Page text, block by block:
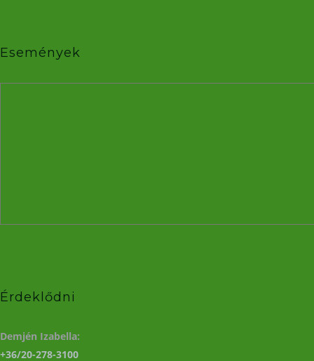
Események
Érdeklődni
Demjén Izabella:
+36/20-278-3100